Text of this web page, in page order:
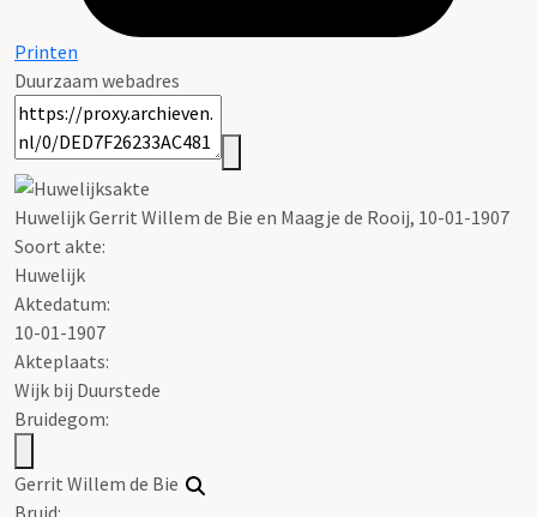
Printen
Duurzaam webadres
Huwelijk Gerrit Willem de Bie en Maagje de Rooij, 10-01-1907
Soort akte:
Huwelijk
Aktedatum:
10-01-1907
Akteplaats:
Wijk bij Duurstede
Bruidegom:
Gerrit Willem de Bie
Bruid: